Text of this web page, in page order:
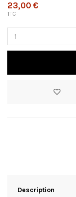
23,00 €
TTC
Description